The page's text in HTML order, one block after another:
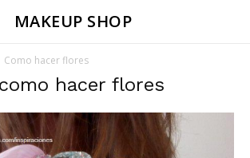
MAKEUP SHOP
Como hacer flores
hacer flores